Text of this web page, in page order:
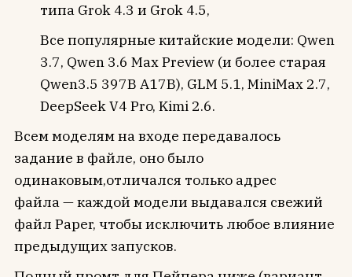
типа Grok 4.3 и Grok 4.5,
Все популярные китайские модели: Qwen
3.7, Qwen 3.6 Max Preview (и более старая
Qwen3.5 397B A17B), GLM 5.1, MiniMax 2.7,
DeepSeek V4 Pro, Kimi 2.6.
Всем моделям на входе передавалось
задание в файле, оно было
одинаковым,отличался только адрес
файла — каждой модели выдавался свежий
файл Paper, чтобы исключить любое влияние
предыдущих запусков.